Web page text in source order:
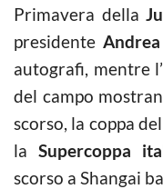
Primavera della
presidente
autografi, mentre
del campo
scorso, la coppa
la Supercoppa
scorso a Shangai